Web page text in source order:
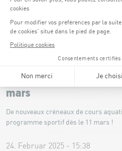
Cours aquatiques
mars
De nouveaux créneaux de cours
programme sportif dès le 11 mars !
24. Februar 2025 - 15:38